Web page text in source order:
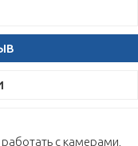
с камерами,